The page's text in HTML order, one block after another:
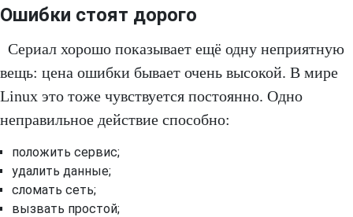
Ошибки стоят дорого
Сериал хорошо показывает ещё одну неприятную
вещь: цена ошибки бывает очень высокой. В мире
Linux это тоже чувствуется постоянно. Одно
неправильное действие способно:
положить сервис;
удалить данные;
сломать сеть;
вызвать простой;